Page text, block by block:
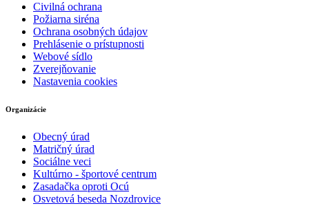
Civilná ochrana
Požiarna siréna
Ochrana osobných údajov
Prehlásenie o prístupnosti
Webové sídlo
Zverejňovanie
Nastavenia cookies
Organizácie
Obecný úrad
Matričný úrad
Sociálne veci
Kultúrno - športové centrum
Zasadačka oproti Ocú
Osvetová beseda Nozdrovice